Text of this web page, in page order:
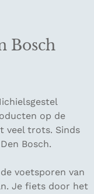
Bosch
op de
veel trots. Sinds
Bosch.
voetsporen van
Je fiets door het